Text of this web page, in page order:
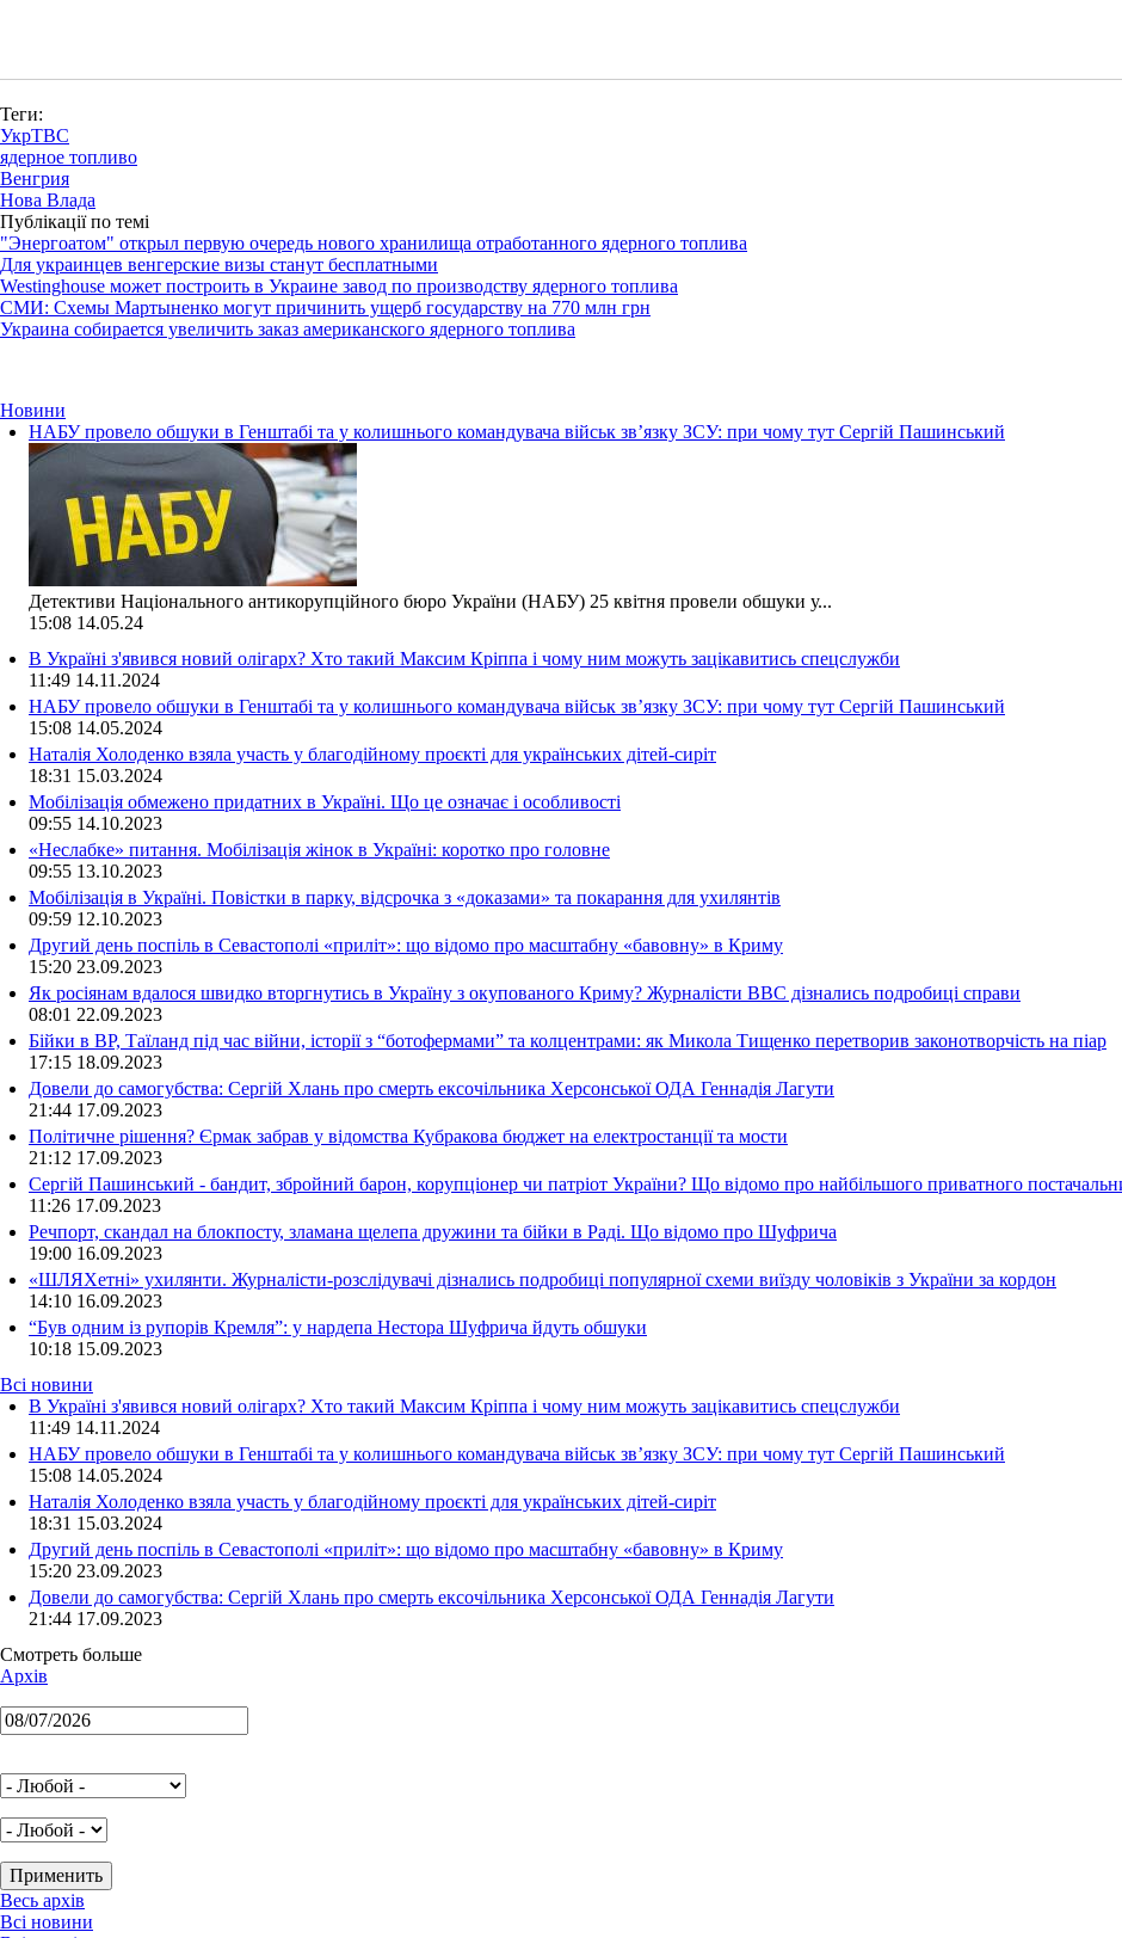
Теги:
УкрТВС
ядерное топливо
Венгрия
Нова Влада
Публікації по темі
"Энергоатом" открыл первую очередь нового хранилища отработанного ядерного топлива
Для украинцев венгерские визы станут бесплатными
Westinghouse может построить в Украине завод по производству ядерного топлива
СМИ: Схемы Мартыненко могут причинить ущерб государству на 770 млн грн
Украина собирается увеличить заказ американского ядерного топлива
Новини
НАБУ провело обшуки в Генштабі та у колишнього командувача військ зв’язку ЗСУ: при чому тут Сергій Пашинський
Детективи Національного антикорупційного бюро України (НАБУ) 25 квітня провели обшуки у...
15:08 14.05.24
В Україні з'явився новий олігарх? Хто такий Максим Кріппа і чому ним можуть зацікавитись спецслужби
11:49 14.11.2024
НАБУ провело обшуки в Генштабі та у колишнього командувача військ зв’язку ЗСУ: при чому тут Сергій Пашинський
15:08 14.05.2024
Наталія Холоденко взяла участь у благодійному проєкті для українських дітей-сиріт
18:31 15.03.2024
Мобілізація обмежено придатних в Україні. Що це означає і особливості
09:55 14.10.2023
«Неслабке» питання. Мобілізація жінок в Україні: коротко про головне
09:55 13.10.2023
Мобілізація в Україні. Повістки в парку, відсрочка з «доказами» та покарання для ухилянтів
09:59 12.10.2023
Другий день поспіль в Севастополі «приліт»: що відомо про масштабну «бавовну» в Криму
15:20 23.09.2023
Як росіянам вдалося швидко вторгнутись в Україну з окупованого Криму? Журналісти ВВС дізнались подробиці справи
08:01 22.09.2023
Бійки в ВР, Таїланд під час війни, історії з “ботофермами” та колцентрами: як Микола Тищенко перетворив законотворчість на піар
17:15 18.09.2023
Довели до самогубства: Сергій Хлань про смерть ексочільника Херсонської ОДА Геннадія Лагути
21:44 17.09.2023
Політичне рішення? Єрмак забрав у відомства Кубракова бюджет на електростанції та мости
21:12 17.09.2023
Сергій Пашинський - бандит, збройний барон, корупціонер чи патріот України? Що відомо про найбільшого приватного
11:26 17.09.2023
Речпорт, скандал на блокпосту, зламана щелепа дружини та бійки в Раді. Що відомо про Шуфрича
19:00 16.09.2023
«ШЛЯХетні» ухилянти. Журналісти-розслідувачі дізнались подробиці популярної схеми виїзду чоловіків з України за кордон
14:10 16.09.2023
“Був одним із рупорів Кремля”: у нардепа Нестора Шуфрича йдуть обшуки
10:18 15.09.2023
Всі новини
В Україні з'явився новий олігарх? Хто такий Максим Кріппа і чому ним можуть зацікавитись спецслужби
11:49 14.11.2024
НАБУ провело обшуки в Генштабі та у колишнього командувача військ зв’язку ЗСУ: при чому тут Сергій Пашинський
15:08 14.05.2024
Наталія Холоденко взяла участь у благодійному проєкті для українських дітей-сиріт
18:31 15.03.2024
Другий день поспіль в Севастополі «приліт»: що відомо про масштабну «бавовну» в Криму
15:20 23.09.2023
Довели до самогубства: Сергій Хлань про смерть ексочільника Херсонської ОДА Геннадія Лагути
21:44 17.09.2023
Смотреть больше
Архів
Весь архів
Всі новини